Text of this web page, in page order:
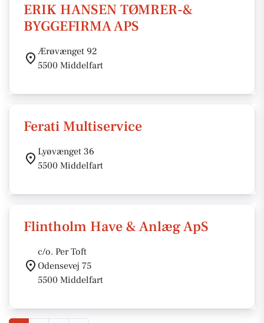
ERIK HANSEN TØMRER-&
BYGGEFIRMA APS
Ærøvænget 92
5500 Middelfart
Ferati Multiservice
Lyøvænget 36
5500 Middelfart
Flintholm Have & Anlæg ApS
c/o. Per Toft
Odensevej 75
5500 Middelfart